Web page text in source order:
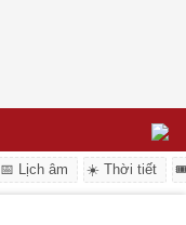
📅 Lịch âm ☀️ Thời tiết